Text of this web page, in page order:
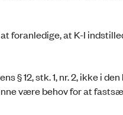
foranledige, at K-I
§ 12, stk. 1, nr. 2, ikke i
være behov for at